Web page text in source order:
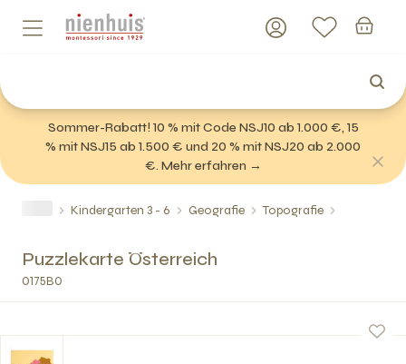
Sommer-Rabatt! 10 % mit Code NSJ10 ab 1.000 €, 15
% mit NSJ15 ab 1.500 € und 20 % mit NSJ20 ab 2.000
€. Mehr erfahren →
Kindergarten 3 - 6 Geografie Topografie
Puzzlekarte Österreich
0175B0